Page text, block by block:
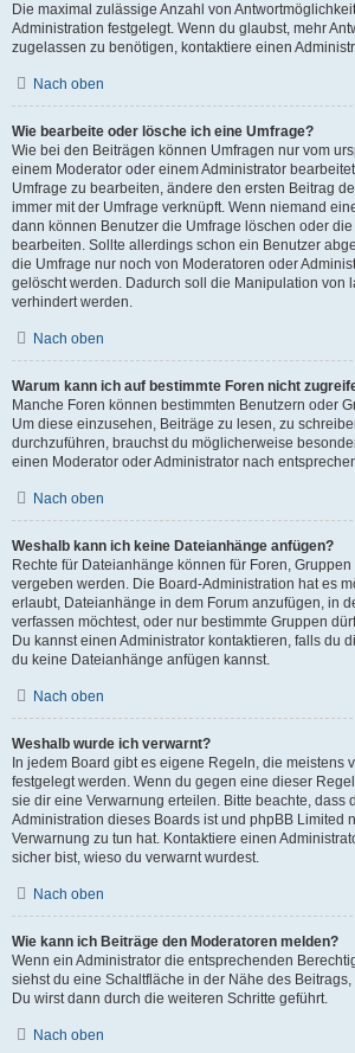
Die maximal zulässige Anzahl von
Administration festgelegt. Wenn du glaubst, mehr
zugelassen zu benötigen, kontaktiere einen
Nach oben
Wie bearbeite oder lösche ich eine Umfrage?
Wie bei den Beiträgen können Umfragen nur vom
einem Moderator oder einem Administrator
Umfrage zu bearbeiten, ändere den ersten Beitrag
immer mit der Umfrage verknüpft. Wenn niemand
dann können Benutzer die Umfrage löschen oder
bearbeiten. Sollte allerdings schon ein Benutzer
die Umfrage nur noch von Moderatoren oder
gelöscht werden. Dadurch soll die Manipulation von
verhindert werden.
Nach oben
Warum kann ich auf bestimmte Foren nicht
Manche Foren können bestimmten Benutzern oder
Um diese einzusehen, Beiträge zu lesen, zu
durchzuführen, brauchst du möglicherweise
einen Moderator oder Administrator nach
Nach oben
Weshalb kann ich keine Dateianhänge anfügen?
Rechte für Dateianhänge können für Foren,
vergeben werden. Die Board-Administration hat es
erlaubt, Dateianhänge in dem Forum anzufügen, in
verfassen möchtest, oder nur bestimmte Gruppen
Du kannst einen Administrator kontaktieren, falls du
du keine Dateianhänge anfügen kannst.
Nach oben
Weshalb wurde ich verwarnt?
In jedem Board gibt es eigene Regeln, die meistens
festgelegt werden. Wenn du gegen eine dieser
sie dir eine Verwarnung erteilen. Bitte beachte, dass
Administration dieses Boards ist und phpBB Limited
Verwarnung zu tun hat. Kontaktiere einen
sicher bist, wieso du verwarnt wurdest.
Nach oben
Wie kann ich Beiträge den Moderatoren melden?
Wenn ein Administrator die entsprechenden
siehst du eine Schaltfläche in der Nähe des
Du wirst dann durch die weiteren Schritte geführt.
Nach oben